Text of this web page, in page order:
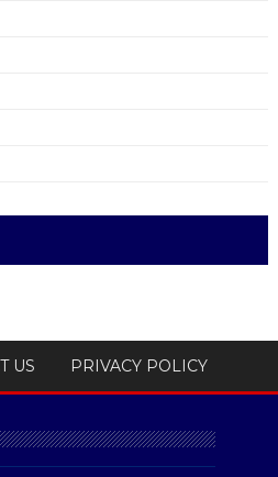
US PRIVACY POLICY